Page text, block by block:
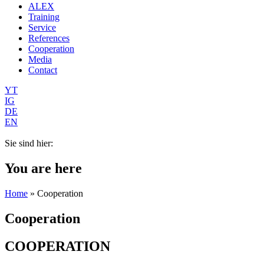
ALEX
Training
Service
References
Cooperation
Media
Contact
YT
IG
DE
EN
Sie sind hier:
You are here
Home » Cooperation
Cooperation
COOPERATION